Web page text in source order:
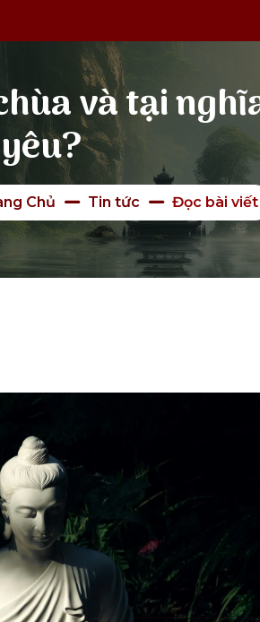
và tại
Chủ Tin tức Đọc bài viết